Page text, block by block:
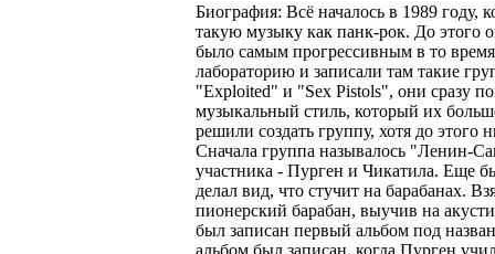
Биография: Всё началось в 1989 году,
такую музыку как панк-рок. До этого
было самым прогрессивным в то
лабораторию и записали там такие
"Exploited" и "Sex Pistols", они сразу
музыкальный стиль, который их
решили создать группу, хотя до этого
Сначала группа называлось "Ленин-
участника - Пурген и Чикатила. Еще
делал вид, что стучит на барабанах.
пионерский барабан, выучив на
был записан первый альбом под
альбом был записан, когда Пурген